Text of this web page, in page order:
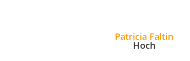
Patricia Faltin
Hoch